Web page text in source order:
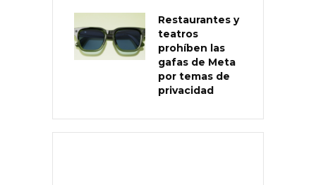
Restaurantes y
teatros
prohíben las
gafas de Meta
por temas de
privacidad